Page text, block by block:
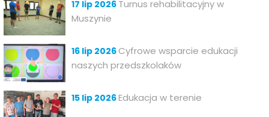
17 lip 2026 Turnus rehabilitacyjny w
Muszynie
16 lip 2026 Cyfrowe wsparcie edukacji
naszych przedszkolaków
15 lip 2026Edukacja w terenie